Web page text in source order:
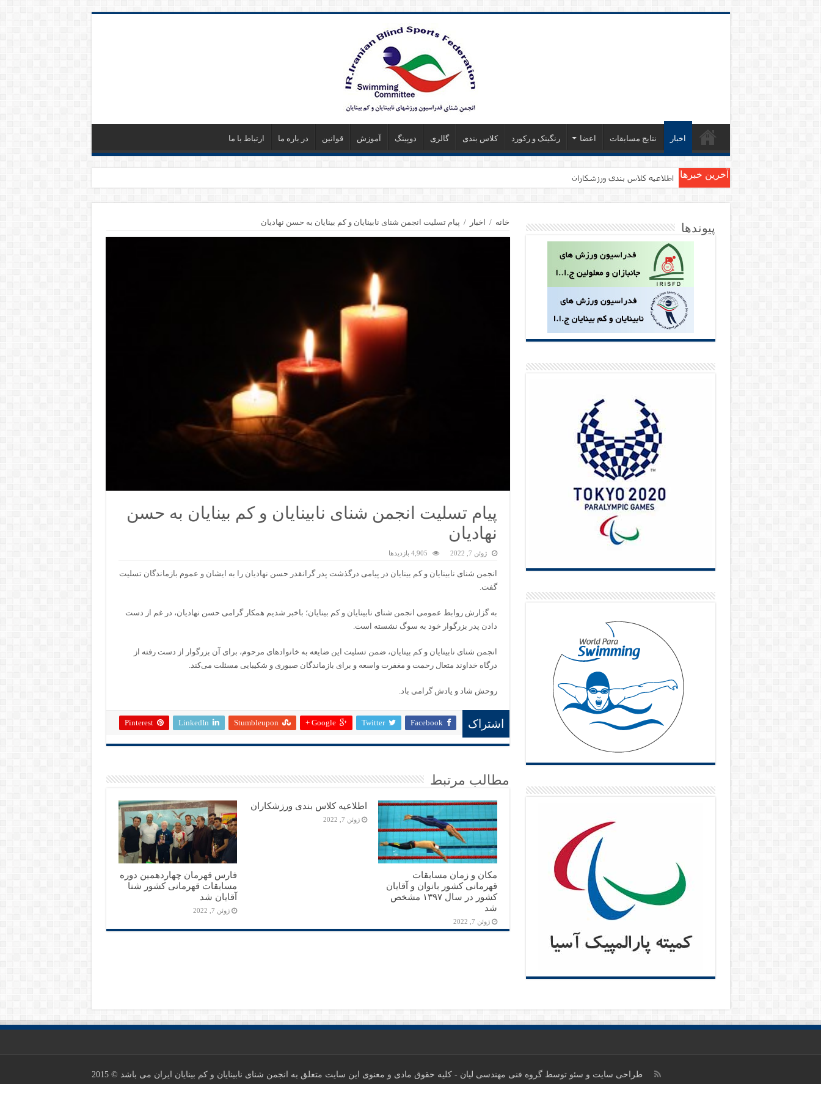
اخبار نتایج مسابقات اعضا رنگینک و رکورد کلاس بندی گالری دوپینگ آموزش قوانین در باره ما ارتباط با ما
آخرین خبرها اطلاعیه کلاس بندی ورزشکاران
خانه / اخبار / پیام تسلیت انجمن شنای نابینایان و کم بینایان به حسن نهادیان
پیام تسلیت انجمن شنای نابینایان و کم بینایان به حسن
نهادیان
ژوئن 7, 2022 4,905 بازدیدها
انجمن شنای نابینایان و کم بینایان در پیامی درگذشت پدر گرانقدر حسن نهادیان را به ایشان و عموم بازماندگان تسلیت
گفت.
به گزارش روابط عمومی انجمن شنای نابینایان و کم بینایان؛ باخبر شدیم همکار گرامی حسن نهادیان، در غم از دست
دادن پدر بزرگوار خود به سوگ نشسته است.
انجمن شنای نابینایان و کم بینایان، ضمن تسلیت این ضایعه به خانوادهای مرحوم، برای آن بزرگوار از دست رفته از
درگاه خداوند متعال رحمت و مغفرت واسعه و برای بازماندگان صبوری و شکیبایی مسئلت می‌کند.
روحش شاد و یادش گرامی باد.
اشتراک Facebook
Twitter
Google +
Stumbleupon
LinkedIn
Pinterest
مطالب مرتبط
مکان و زمان مسابقات
قهرمانی کشور بانوان و آقایان
کشور در سال ۱۳۹۷ مشخص
شد
ژوئن 7, 2022
اطلاعیه کلاس بندی ورزشکاران
ژوئن 7, 2022
فارس قهرمان چهاردهمین دوره
مسابقات قهرمانی کشور شنا
آقایان شد
ژوئن 7, 2022
پیوندها
طراحی سایت و سئو توسطگروه فنی مهندسی لیان - کلیه حقوق مادی و معنوی این سایت متعلق به انجمن شنای نابینایان و کم بینایان ایران می باشد © 2015